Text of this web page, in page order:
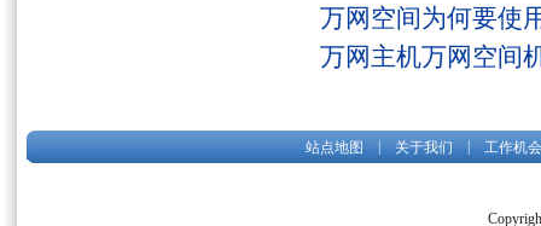
万网空间为何要使
万网主机万网空间
站点地图 关于我们 工作机会